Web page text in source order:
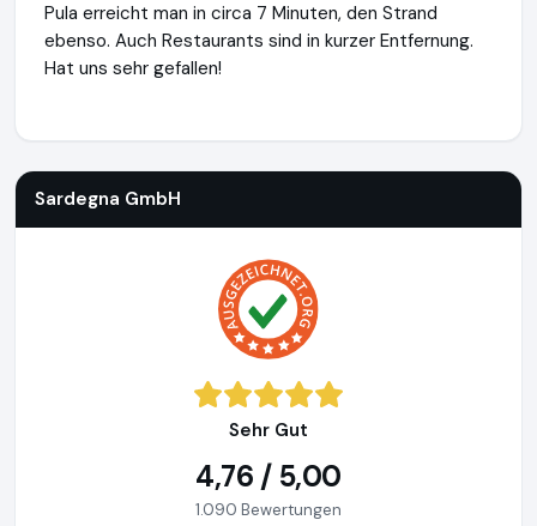
Pula erreicht man in circa 7 Minuten, den Strand
ebenso. Auch Restaurants sind in kurzer Entfernung.
Hat uns sehr gefallen!
Sardegna GmbH
Sehr Gut
4,76 / 5,00
1.090 Bewertungen